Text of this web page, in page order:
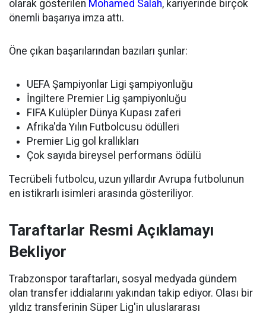
olarak gösterilen Mohamed Salah, kariyerinde birçok
önemli başarıya imza attı.
Öne çıkan başarılarından bazıları şunlar:
UEFA Şampiyonlar Ligi şampiyonluğu
İngiltere Premier Lig şampiyonluğu
FIFA Kulüpler Dünya Kupası zaferi
Afrika'da Yılın Futbolcusu ödülleri
Premier Lig gol krallıkları
Çok sayıda bireysel performans ödülü
Tecrübeli futbolcu, uzun yıllardır Avrupa futbolunun
en istikrarlı isimleri arasında gösteriliyor.
Taraftarlar Resmi Açıklamayı
Bekliyor
Trabzonspor taraftarları, sosyal medyada gündem
olan transfer iddialarını yakından takip ediyor. Olası bir
yıldız transferinin Süper Lig'in uluslararası